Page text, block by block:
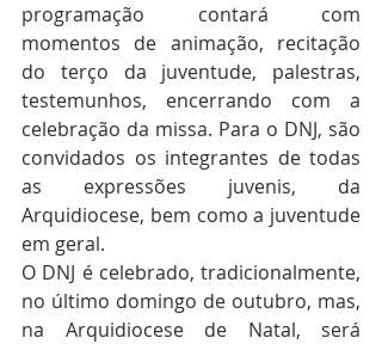
programação contará com
momentos de animação, recitação
do terço da juventude, palestras,
testemunhos, encerrando com a
celebração da missa. Para o DNJ, são
convidados os integrantes de todas
as expressões juvenis, da
Arquidiocese, bem como a juventude
em geral.
O DNJ é celebrado, tradicionalmente,
no último domingo de outubro, mas,
na Arquidiocese de Natal, será